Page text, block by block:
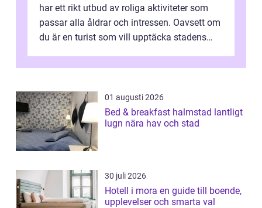
har ett rikt utbud av roliga aktiviteter som
passar alla åldrar och intressen. Oavsett om
du är en turist som vill upptäcka stadens
01 augusti 2026
Bed & breakfast halmstad lantligt
lugn nära hav och stad
30 juli 2026
Hotell i mora en guide till boende,
upplevelser och smarta val